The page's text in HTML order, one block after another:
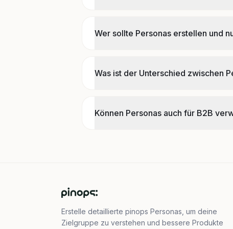
Wer sollte Personas erstellen und
Was ist der Unterschied zwischen
Können Personas auch für B2B
Erstelle detaillierte pinops Personas, um deine
Zielgruppe zu verstehen und bessere Produkte